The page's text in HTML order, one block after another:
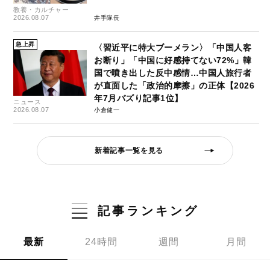
教養・カルチャー
2026.08.07
井手隊長
急上昇
ニュース
2026.08.07
〈習近平に特大ブーメラン〉「中国人客
お断り」「中国に好感持てない72%」韓
国で噴き出した反中感情…中国人旅行者
が直面した「政治的摩擦」の正体【2026
年7月バズり記事1位】
小倉健一
新着記事一覧を見る
記事ランキング
最新 24時間 週間 月間